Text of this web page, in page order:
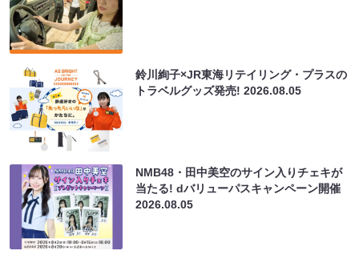
鈴川絢子×JR東海リテイリング・プラスの
トラベルグッズ発売!2026.08.05
NMB48・田中美空のサイン入りチェキが
当たる! dバリューパスキャンペーン開催
2026.08.05